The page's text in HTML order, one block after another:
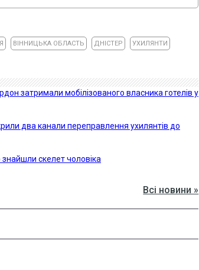
ВІННИЦЬКА ОБЛАСТЬ ДНІСТЕР УХИЛЯНТИ
затримали мобілізованого власника готелів у
два канали переправлення ухилянтів до
скелет чоловіка
Всі новини »